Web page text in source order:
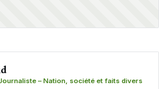
– Nation, société et faits divers